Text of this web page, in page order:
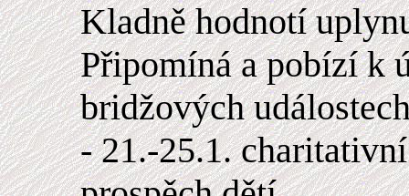
Kladně hodnotí
Připomíná a pobízí k
bridžových
- 21.-25.1.